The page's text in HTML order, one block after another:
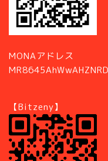
MONAアドレス
【Bitzeny】